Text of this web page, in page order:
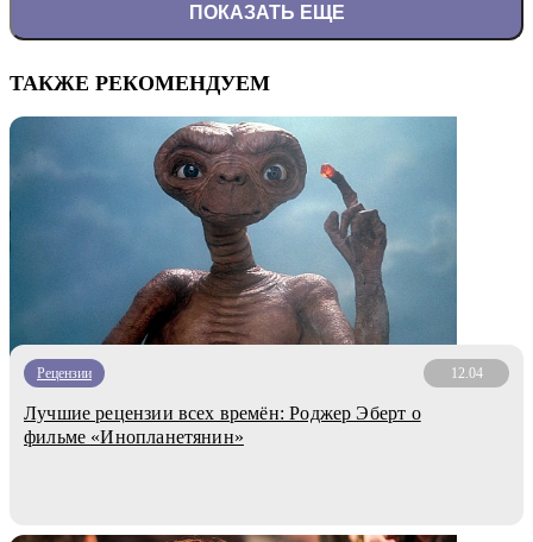
ПОКАЗАТЬ ЕЩЕ
ТАКЖЕ РЕКОМЕНДУЕМ
Рецензии 12.04
Лучшие рецензии всех времён: Роджер Эберт о
фильме «Инопланетянин»